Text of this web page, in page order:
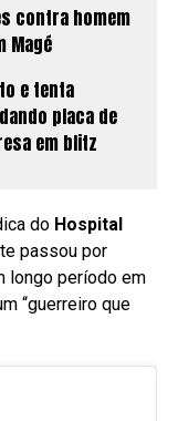
contra homem
Magé
e tenta
placa de
em blitz
do Hospital
passou por
longo período em
“guerreiro que